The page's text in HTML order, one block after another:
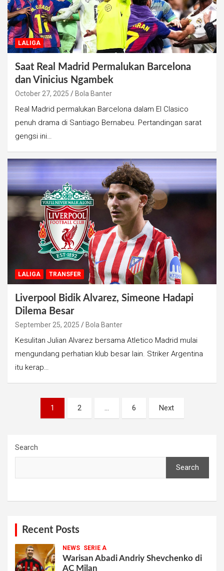
LALIGA
Saat Real Madrid Permalukan Barcelona
dan Vinicius Ngambek
October 27, 2025 Bola Banter
Real Madrid permalukan Barcelona dalam El Clasico
penuh drama di Santiago Bernabeu. Pertandingan sarat
gengsi ini…
LALIGA TRANSFER
Liverpool Bidik Alvarez, Simeone Hadapi
Dilema Besar
September 25, 2025 Bola Banter
Kesulitan Julian Alvarez bersama Atletico Madrid mulai
mengundang perhatian klub besar lain. Striker Argentina
itu kerap…
pagination
1 2 … 6 Next
Search
Search
Recent Posts
NEWS SERIE A
Warisan Abadi Andriy Shevchenko di
AC Milan